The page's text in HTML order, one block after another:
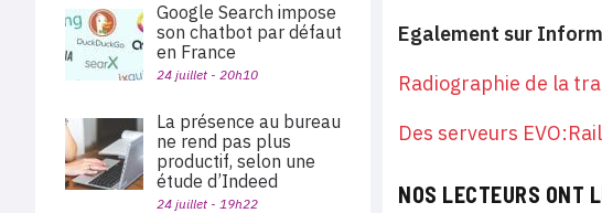
Egalement sur
Radiographie de la
Des serveurs
NOS LECTEURS ONT
Google Search impose
son chatbot par défaut
en France
24 juillet - 20h10
La présence au bureau
ne rend pas plus
productif, selon une
étude d’Indeed
24 juillet - 19h22